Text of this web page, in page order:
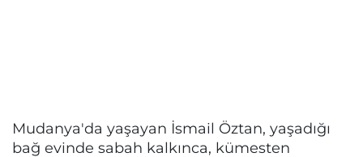
Mudanya'da yaşayan İsmail Öztan, yaşadığı
bağ evinde sabah kalkınca, kümesten